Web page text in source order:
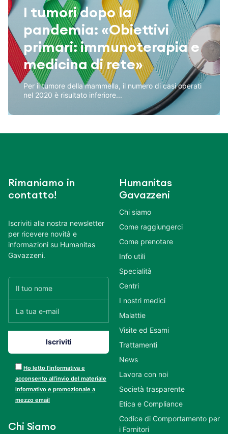
I tumori dopo la
pandemia: «Obiettivi
primari: immunoterapia e
medicina di rete»
Per il tumore della mammella, il numero di casi operati
nel 2020 è risultato inferiore...
Rimaniamo in
contatto!
Iscriviti alla nostra newsletter
per ricevere novità e
informazioni su Humanitas
Gavazzeni.
Ho letto l’informativa e
acconsento all’invio del materiale
informativo e promozionale a
mezzo email
Chi Siamo
Humanitas
Gavazzeni
Chi siamo
Come raggiungerci
Come prenotare
Info utili
Specialità
Centri
I nostri medici
Malattie
Visite ed Esami
Trattamenti
News
Lavora con noi
Società trasparente
Etica e Compliance
Codice di Comportamento per
i Fornitori